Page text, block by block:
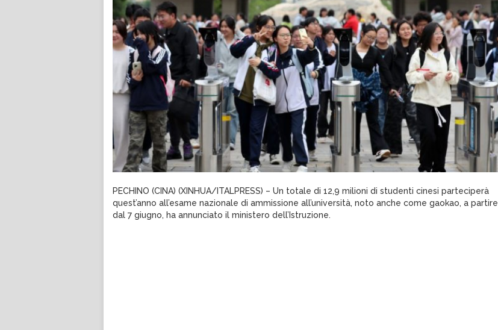
PECHINO (CINA) (XINHUA/ITALPRESS) – Un totale di 12,9 milioni di studenti cinesi parteciperà
quest’anno all’esame nazionale di ammissione all’università, noto anche come gaokao, a partire
dal 7 giugno, ha annunciato il ministero dell’Istruzione.